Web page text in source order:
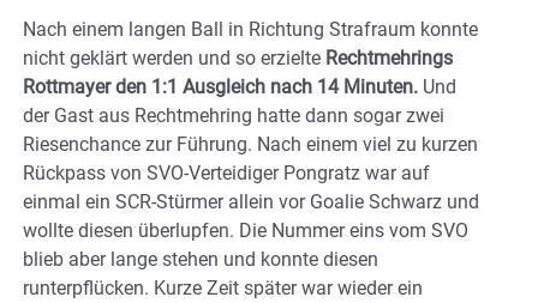
Nach einem langen Ball in Richtung Strafraum konnte
nicht geklärt werden und so erzielte Rechtmehrings
Rottmayer den 1:1 Ausgleich nach 14 Minuten. Und
der Gast aus Rechtmehring hatte dann sogar zwei
Riesenchance zur Führung. Nach einem viel zu kurzen
Rückpass von SVO-Verteidiger Pongratz war auf
einmal ein SCR-Stürmer allein vor Goalie Schwarz und
wollte diesen überlupfen. Die Nummer eins vom SVO
blieb aber lange stehen und konnte diesen
runterpflücken. Kurze Zeit später war wieder ein